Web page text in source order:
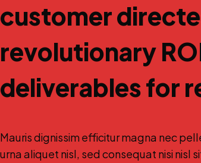
customer
revolutionary
deliverables for
Mauris dignissim efficitur magna nec
urna aliquet nisl, sed consequat nisi nisl